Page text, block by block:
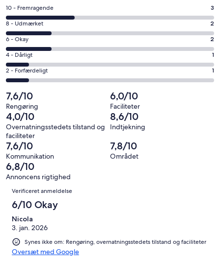
et
nyt
vindue
Bedømmelse
på
10
−
Fremragende.
3
af
i
alt
9
anmeldelser
10 - Fremragende 3
Bedømmelse
på
8
−
Udmærket.
2
i
alt
9
anmeldelser
8 - Udmærket 2
Bedømmelse
på
6
−
Okay.
2
af
i
alt
9
anmeldelser
6 - Okay 2
Bedømmelse
på
4
Dårligt.
1
af
i
alt
9
anmeldelser
4 - Dårligt 1
Bedømmelse
på
2
−
Forfærdeligt.
1
af
i
alt
9
anmeldelser
2 - Forfærdeligt 1
7,6/10
Rengøring
6,0/10
Faciliteter
4,0/10
Overnatningsstedets tilstand og
faciliteter
8,6/10
Indtjekning
7,6/10
Kommunikation
7,8/10
Området
6,8/10
Annoncens rigtighed
Anmeldelser
Verificeret anmeldelse
6/10 Okay
Nicola
3. jan. 2026
Synes ikke om: Rengøring, overnatningsstedets tilstand og faciliteter
Oversæt med Google